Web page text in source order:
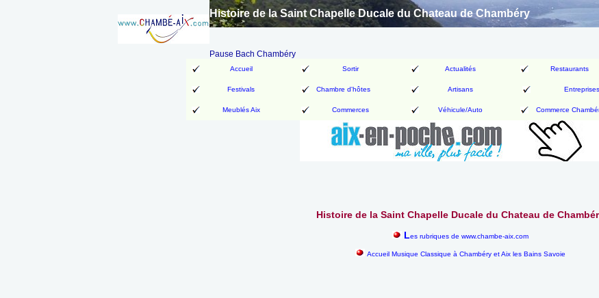
Histoire de la Saint Chapelle Ducale du Chateau de Chambéry
Pause Bach Chambéry
Accueil Sortir Actualités Restaurants
Festivals Chambre d'hôtes Artisans Entreprises
Meublés Aix Commerces Véhicule/Auto Commerce
Histoire de la Saint Chapelle Ducale du Chateau de
Les rubriques de www.chambe-aix.com
Accueil Musique Classique à Chambéry et Aix les Bains Savoie